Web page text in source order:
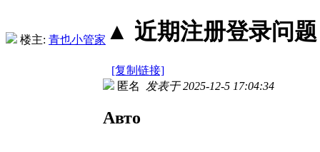
楼主: 青也小管家 ▲ 近期注册登录问题
[复制链接]
匿名 发表于 2025-12-5 17:04:34
Авто